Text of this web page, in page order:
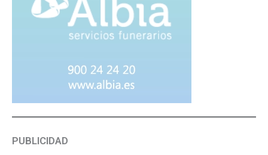
PUBLICIDAD